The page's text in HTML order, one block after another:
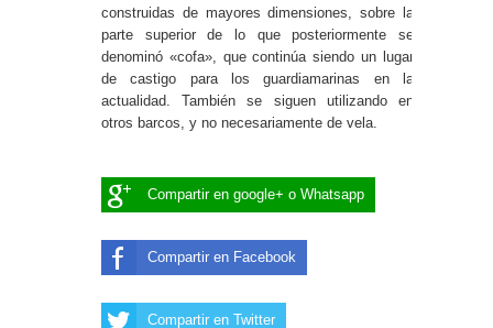
construidas de mayores dimensiones, sobre la
parte superior de lo que posteriormente se
denominó «cofa», que continúa siendo un lugar
de castigo para los guardiamarinas en la
actualidad. También se siguen utilizando en
otros barcos, y no necesariamente de vela.
Compartir en google+ o Whatsapp
Compartir en Facebook
Compartir en Twitter